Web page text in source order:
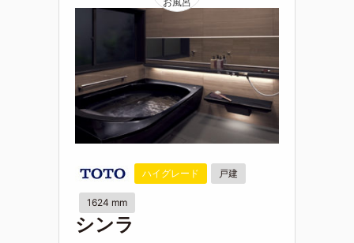
ハイグレード 戸建
1624 mm
シンラ